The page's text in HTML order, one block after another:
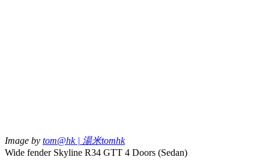
Image by tom@hk | 湯米tomhk
Wide fender Skyline R34 GTT 4 Doors (Sedan)